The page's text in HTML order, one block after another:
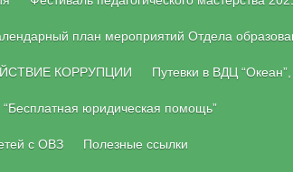
план мероприятий Отдела
КОРРУПЦИИ Путевки в ВДЦ “Океан”,
“Бесплатная юридическая помощь”
с ОВЗ Полезные ссылки